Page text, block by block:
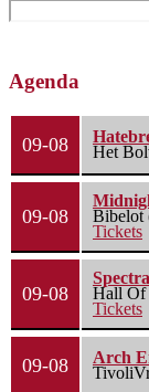
Agenda
09-08
Het
09-08
Bibelot
Tickets
09-08
Hall Of
Tickets
09-08
Arch